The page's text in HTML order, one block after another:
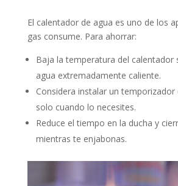
El calentador de agua es uno de los
gas consume. Para ahorrar:
Baja la temperatura del calentador
agua extremadamente caliente.
Considera instalar un temporizador
solo cuando lo necesites.
Reduce el tiempo en la ducha y
mientras te enjabonas.